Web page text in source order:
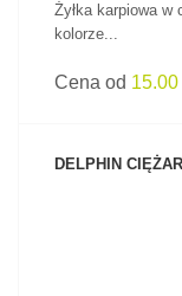
Żyłka karpiowa
kolorze...
Cena od 15.00
DELPHIN